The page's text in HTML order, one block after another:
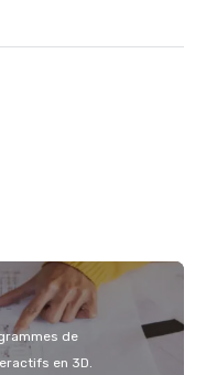
de
en 3D.